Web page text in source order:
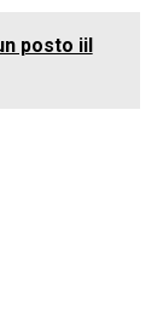
posto iil